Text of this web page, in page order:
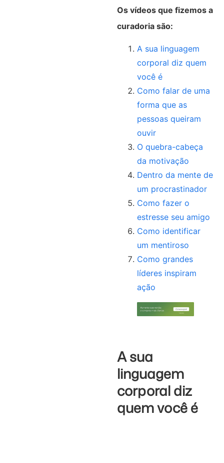
Os vídeos que fizemos a
curadoria são:
A sua linguagem
corporal diz quem
você é
Como falar de uma
forma que as
pessoas queiram
ouvir
O quebra-cabeça
da motivação
Dentro da mente de
um procrastinador
Como fazer o
estresse seu amigo
Como identificar
um mentiroso
Como grandes
líderes inspiram
ação
A sua
linguagem
corporal diz
quem você é